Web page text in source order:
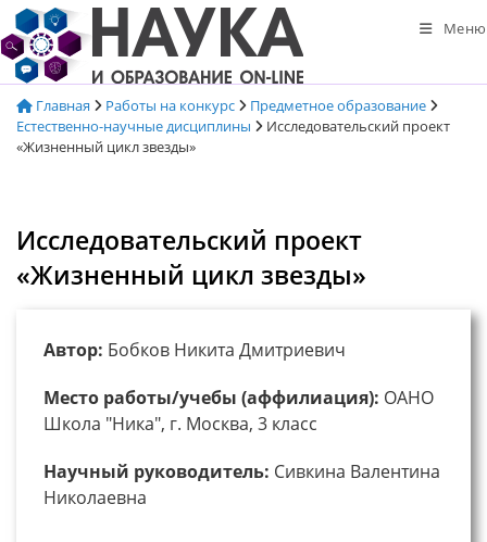
Перейти
к
содержимому
Меню
Главная Работы на конкурс
Предметное образование
Естественно-научные дисциплины
Исследовательский проект
«Жизненный цикл звезды»
Исследовательский проект
«Жизненный цикл звезды»
Автор: Бобков Никита Дмитриевич
Место работы/учебы (аффилиация): ОАНО
Школа "Ника", г. Москва, 3 класс
Научный руководитель: Сивкина Валентина
Николаевна